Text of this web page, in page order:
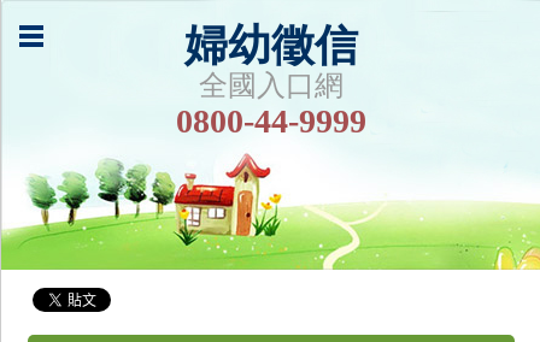
婦幼徵信
全國入口網
0800-44-9999